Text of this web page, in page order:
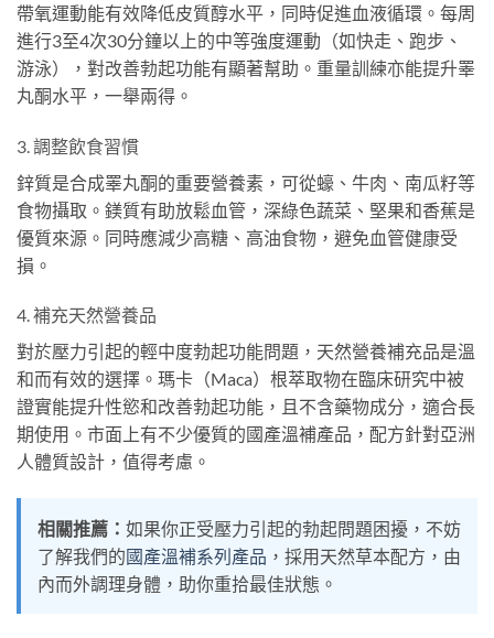
帶氧運動能有效降低皮質醇水平，同時促進血液循環。每周
進行3至4次30分鐘以上的中等強度運動（如快走、跑步、
游泳），對改善勃起功能有顯著幫助。重量訓練亦能提升睪
丸酮水平，一舉兩得。
3. 調整飲食習慣
鋅質是合成睪丸酮的重要營養素，可從蠔、牛肉、南瓜籽等
食物攝取。鎂質有助放鬆血管，深綠色蔬菜、堅果和香蕉是
優質來源。同時應減少高糖、高油食物，避免血管健康受
損。
4. 補充天然營養品
對於壓力引起的輕中度勃起功能問題，天然營養補充品是溫
和而有效的選擇。瑪卡（Maca）根萃取物在臨床研究中被
證實能提升性慾和改善勃起功能，且不含藥物成分，適合長
期使用。市面上有不少優質的國產溫補產品，配方針對亞洲
人體質設計，值得考慮。
相關推薦： 如果你正受壓力引起的勃起問題困擾，不妨
了解我們的國產溫補系列產品 ，採用天然草本配方，由
內而外調理身體，助你重拾最佳狀態。